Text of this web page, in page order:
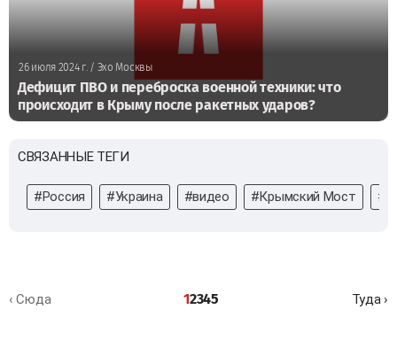
26 июля 2024 г./ Эхо Москвы
Дефицит ПВО и переброска военной техники: что
происходит в Крыму после ракетных ударов?
СВЯЗАННЫЕ ТЕГИ
#Россия #Украина #видео #Крымский Мост
‹ Сюда 12345 Туда ›